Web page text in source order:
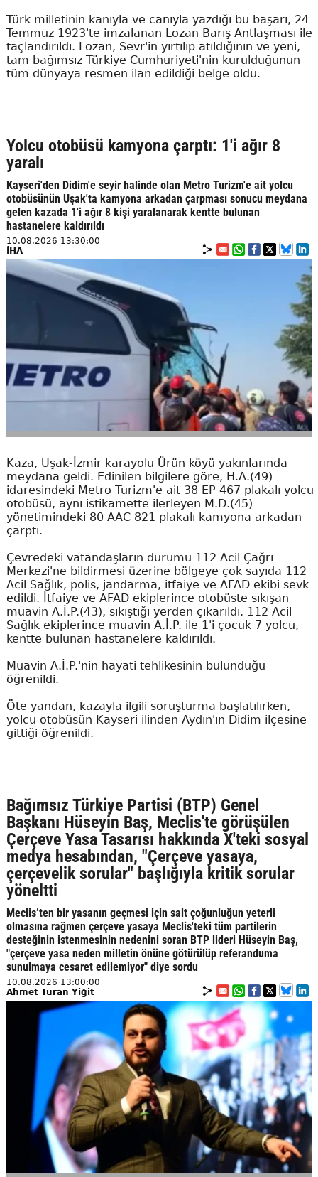
Türk milletinin kanıyla ve canıyla yazdığı bu başarı, 24
Temmuz 1923'te imzalanan Lozan Barış Antlaşması ile
taçlandırıldı. Lozan, Sevr'in yırtılıp atıldığının ve yeni,
tam bağımsız Türkiye Cumhuriyeti'nin kurulduğunun
tüm dünyaya resmen ilan edildiği belge oldu.
Yolcu otobüsü kamyona çarptı: 1'i ağır 8
yaralı
Kayseri'den Didim'e seyir halinde olan Metro Turizm'e ait yolcu
otobüsünün Uşak'ta kamyona arkadan çarpması sonucu meydana
gelen kazada 1'i ağır 8 kişi yaralanarak kentte bulunan
hastanelere kaldırıldı
10.08.2026 13:30:00
İHA
Kaza, Uşak-İzmir karayolu Ürün köyü yakınlarında
meydana geldi. Edinilen bilgilere göre, H.A.(49)
idaresindeki Metro Turizm'e ait 38 EP 467 plakalı yolcu
otobüsü, aynı istikamette ilerleyen M.D.(45)
yönetimindeki 80 AAC 821 plakalı kamyona arkadan
çarptı.
Çevredeki vatandaşların durumu 112 Acil Çağrı
Merkezi'ne bildirmesi üzerine bölgeye çok sayıda 112
Acil Sağlık, polis, jandarma, itfaiye ve AFAD ekibi sevk
edildi. İtfaiye ve AFAD ekiplerince otobüste sıkışan
muavin A.İ.P.(43), sıkıştığı yerden çıkarıldı. 112 Acil
Sağlık ekiplerince muavin A.İ.P. ile 1'i çocuk 7 yolcu,
kentte bulunan hastanelere kaldırıldı.
Muavin A.İ.P.'nin hayati tehlikesinin bulunduğu
öğrenildi.
Öte yandan, kazayla ilgili soruşturma başlatılırken,
yolcu otobüsün Kayseri ilinden Aydın'ın Didim ilçesine
gittiği öğrenildi.
Bağımsız Türkiye Partisi (BTP) Genel
Başkanı Hüseyin Baş, Meclis'te görüşülen
Çerçeve Yasa Tasarısı hakkında X'teki sosyal
medya hesabından, "Çerçeve yasaya,
çerçevelik sorular" başlığıyla kritik sorular
yöneltti
Meclis’ten bir yasanın geçmesi için salt çoğunluğun yeterli
olmasına rağmen çerçeve yasaya Meclis'teki tüm partilerin
desteğinin istenmesinin nedenini soran BTP lideri Hüseyin Baş,
"çerçeve yasa neden milletin önüne götürülüp referanduma
sunulmaya cesaret edilemiyor" diye sordu
10.08.2026 13:00:00
Ahmet Turan Yiğit